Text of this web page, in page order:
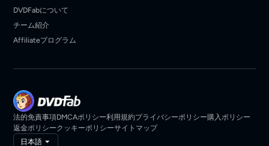
DVDFabについて
チーム紹介
Affiliateプログラム
法的免責事項DMCAポリシー利用規約プライバシーポリシー購入ポリシー
返金ポリシークッキーポリシーサイトマップ
日本語